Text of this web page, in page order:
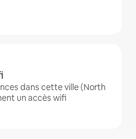
dans cette ville (North
un accès wifi